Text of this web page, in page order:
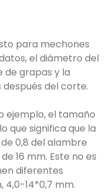
para mechones
el diámetro del
de grapas y la
del corte.
ejemplo, el tamaño
que significa que la
0,8 del alambre
16 mm. Este no es
diferentes
4,0-14*0,7 mm.